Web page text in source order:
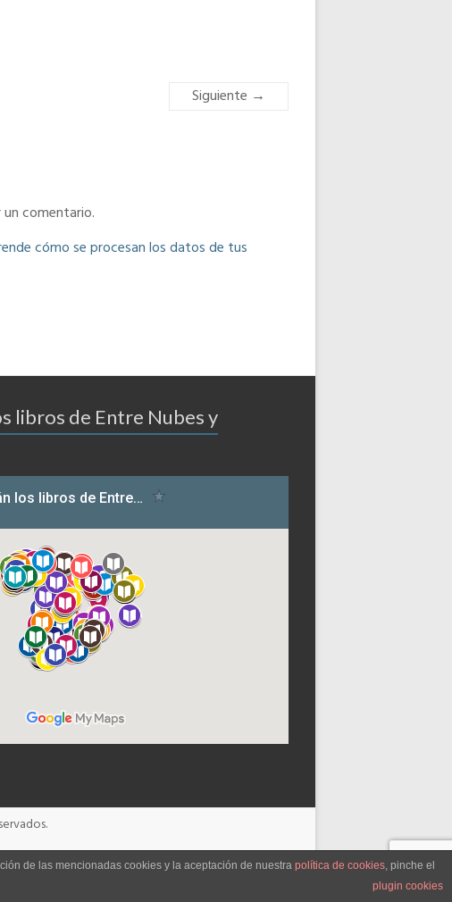
Siguiente →
comentario.
cómo se procesan los datos de tus
libros de Entre Nubes y
de las mencionadas cookies y la aceptación de nuestra política de cookies, pinche el
plugin cookies